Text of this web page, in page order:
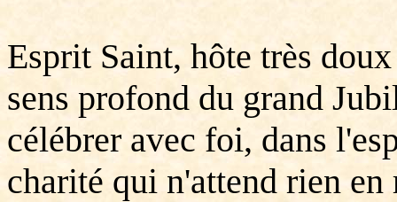
Esprit Saint, hôte très
sens profond du grand
célébrer avec foi, dans
charité qui n'attend rien en